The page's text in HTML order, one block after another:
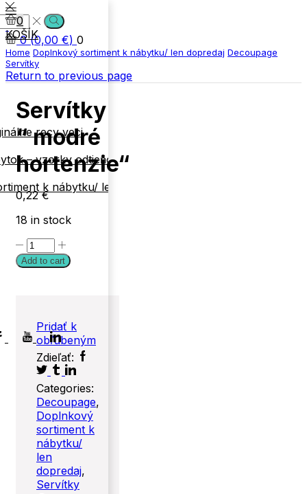
Search
recy veci
– vzorky odtieňov
k nábytku/ len
YoutubeLinkedin
0(0,00 €) 0
0
KOŠÍK
Home Doplnkový sortiment k nábytku/ len dopredaj Decoupage
Servítky
Return to previous page
Servítky
“ modré
hortenzie“
0,22€
18 in stock
Servítky
"
modré
Add to cart
Pridať k
obľúbeným
Zdieľať: Facebook
Tumblr
Linkedin
Categories:
Decoupage,
Doplnkový
sortiment k
nábytku/
len
dopredaj,
Servítky